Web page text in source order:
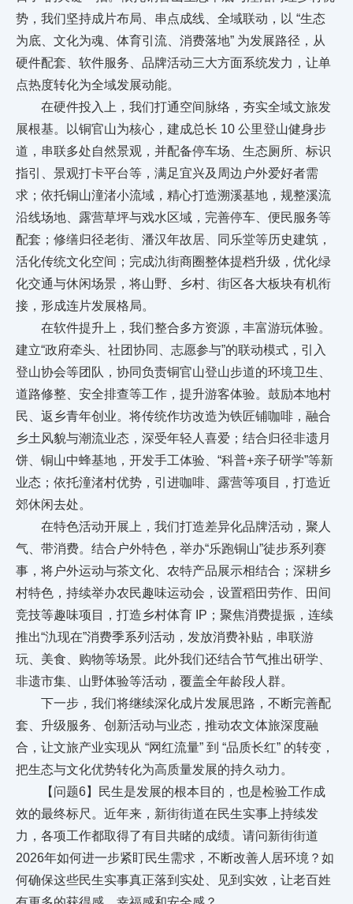
势，我们坚持成片布局、串点成线、全域联动，以 “生态
为底、文化为魂、体育引流、消费落地” 为发展路径，从
硬件配套、软件服务、品牌活动三大方面系统发力，让单
点热度转化为全域发展动能。
在硬件投入上，我们打通空间脉络，夯实全域文旅发
展根基。以铜官山为核心，建成总长 10 公里登山健身步
道，串联多处自然景观，并配备停车场、生态厕所、标识
指引、景观打卡平台等，满足宜兴及周边户外爱好者需
求；依托铜山潼渚小流域，精心打造溯溪基地，规整溪流
沿线场地、露营草坪与戏水区域，完善停车、便民服务等
配套；修缮归径老街、潘汉年故居、同乐堂等历史建筑，
活化传统文化空间；完成氿街商圈整体提档升级，优化绿
化交通与休闲场景，将山野、乡村、街区各大板块有机衔
接，形成连片发展格局。
在软件提升上，我们整合多方资源，丰富游玩体验。
建立“政府牵头、社团协同、志愿参与”的联动模式，引入
登山协会等团队，协同负责铜官山登山步道的环境卫生、
道路修整、安全排查等工作，提升游客体验。鼓励本地村
民、返乡青年创业。将传统作坊改造为铁匠铺咖啡，融合
乡土风貌与潮流业态，深受年轻人喜爱；结合归径非遗月
饼、铜山中蜂基地，开发手工体验、“科普+亲子研学”等新
业态；依托潼渚村优势，引进咖啡、露营等项目，打造近
郊休闲去处。
在特色活动开展上，我们打造差异化品牌活动，聚人
气、带消费。结合户外特色，举办“乐跑铜山”徒步系列赛
事，将户外运动与茶文化、农特产品展示相结合；深耕乡
村特色，持续举办农民趣味运动会，设置稻田劳作、田间
竞技等趣味项目，打造乡村体育 IP；聚焦消费提振，连续
推出“氿现在”消费季系列活动，发放消费补贴，串联游
玩、美食、购物等场景。此外我们还结合节气推出研学、
非遗市集、山野体验等活动，覆盖全年龄段人群。
下一步，我们将继续深化成片发展思路，不断完善配
套、升级服务、创新活动与业态，推动农文体旅深度融
合，让文旅产业实现从 “网红流量” 到 “品质长红” 的转变，
把生态与文化优势转化为高质量发展的持久动力。
【问题6】民生是发展的根本目的，也是检验工作成
效的最终标尺。近年来，新街街道在民生实事上持续发
力，各项工作都取得了有目共睹的成绩。请问新街街道
2026年如何进一步紧盯民生需求，不断改善人居环境？如
何确保这些民生实事真正落到实处、见到实效，让老百姓